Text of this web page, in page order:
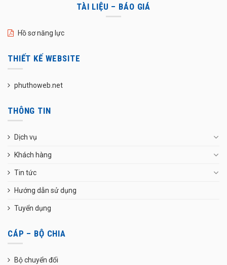
TÀI LIỆU – BÁO GIÁ
Hồ sơ năng lực
THIẾT KẾ WEBSITE
phuthoweb.net
THÔNG TIN
Dịch vụ
Khách hàng
Tin tức
Hướng dẫn sử dụng
Tuyển dụng
CÁP – BỘ CHIA
Bộ chuyển đổi